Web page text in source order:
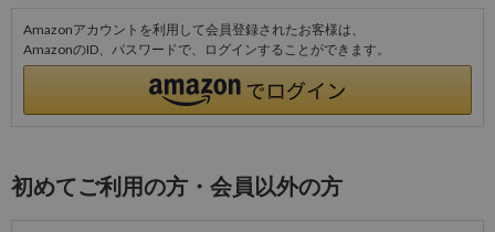
Amazonアカウントを利用して会員登録されたお客様は、
AmazonのID、パスワードで、ログインすることができます。
初めてご利用の方・会員以外の方